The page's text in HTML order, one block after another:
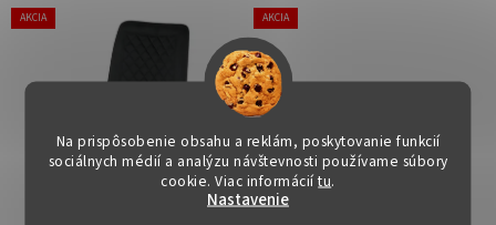
Na prispôsobenie obsahu a reklám, poskytovanie funkcií
sociálnych médií a analýzu návštevnosti používame súbory
cookie. Viac informáciítu.
Nastavenie
AKCIA AKCIA